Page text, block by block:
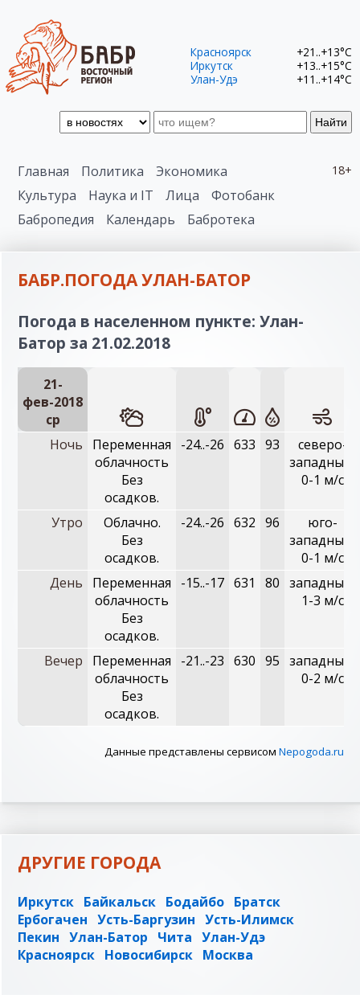
Найти
Красноярск
+21..+13°C
Иркутск
+13..+15°C
Улан-Удэ
+11..+14°C
18+
Главная Политика
Экономика
Культура
Наука и IT Лица
Фотобанк
Бабропедия
Календарь Бабротека
БАБР.ПОГОДА УЛАН-БАТОР
Погода в населенном пункте: Улан-
Батор за 21.02.2018
21-
фев-2018
ср
Ночь
Переменная
облачность
Без
осадков.
-24..-26 633 93
северо-
западный,
0-1 м/с
Утро
Облачно.
Без
осадков.
-24..-26 632 96
юго-
западный,
0-1 м/с
День
Переменная
облачность
Без
осадков.
-15..-17 631 80 западный,
1-3 м/с
Вечер
Переменная
облачность
Без
осадков.
-21..-23 630 95 западный,
0-2 м/с
Данные представлены сервисом Nepogoda.ru
ДРУГИЕ ГОРОДА
Иркутск Байкальск Бодайбо Братск
Ербогачен Усть-Баргузин Усть-Илимск
Пекин Улан-Батор Чита Улан-Удэ
Красноярск Новосибирск Москва